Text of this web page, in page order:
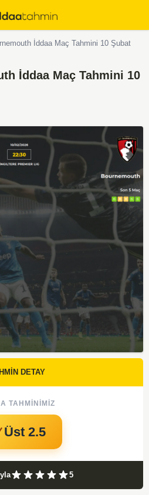
İddaa Maç Tahmini 10 Şubat
İddaa Maç Tahmini 10
DETAY
TAHMINIMIZ
Üst 2.5
5